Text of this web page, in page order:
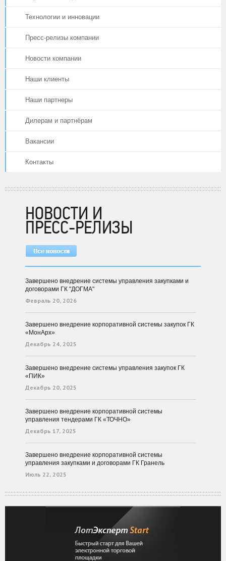
Технологии и инновации
Пресс-релизы компании
Новости компании
Наши клиенты
Наши партнеры
Дилерам и партнёрам
Вакансии
Контакты
НОВОСТИ И
ПРЕСС-РЕЛИЗЫ
Завершено внедрение системы управления закупками и
договорами ГК "ДОГМА"
Февраль 20, 2026
Завершено внедрение корпоративной системы закупок ГК
«МонАрх»
Декабрь 24, 2025
Завершено внедрение системы управления закупок ГК
«ПИК»
Декабрь 20, 2025
Завершено внедрение корпоративной системы
управления тендерами ГК «ТОЧНО»
Декабрь 17, 2025
Завершено внедрение корпоративной системы
управления закупками и договорами ГК Гранель
Июль 22, 2025